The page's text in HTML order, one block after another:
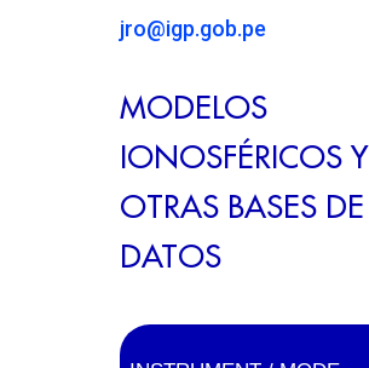
jro@igp.gob.pe
MODELOS
IONOSFÉRICOS Y
OTRAS BASES DE
DATOS